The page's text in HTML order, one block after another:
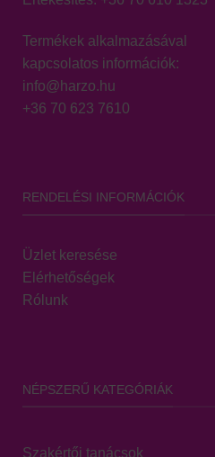
Termékek alkalmazásával
kapcsolatos információk:
info@harzo.hu
+36 70 623 7610
RENDELÉSI INFORMÁCIÓK
Üzlet keresése
Elérhetőségek
Rólunk
NÉPSZERŰ KATEGÓRIÁK
Szakértői tanácsok